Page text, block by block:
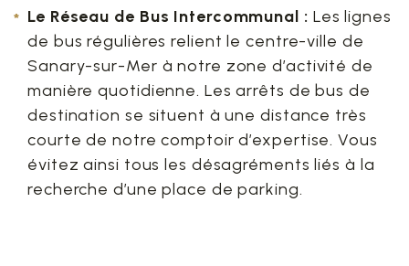
Le Réseau de Bus Intercommunal : Les lignes
de bus régulières relient le centre-ville de
Sanary-sur-Mer à notre zone d’activité de
manière quotidienne. Les arrêts de bus de
destination se situent à une distance très
courte de notre comptoir d’expertise. Vous
évitez ainsi tous les désagréments liés à la
recherche d’une place de parking.